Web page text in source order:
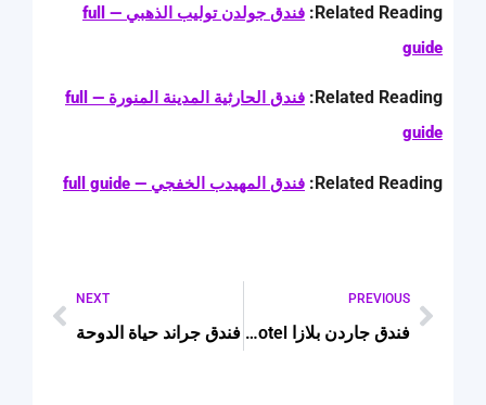
Related Reading:
فندق جولدن توليب الذهبي — full
guide
Related Reading:
فندق الحارثية المدينة المنورة — full
guide
Related Reading: فندق المهيدب الخفجي — full guide
PREVIOUS
فندق جاردن بلازا Garden Plaza Hotel
NEXT
فندق جراند حياة الدوحة